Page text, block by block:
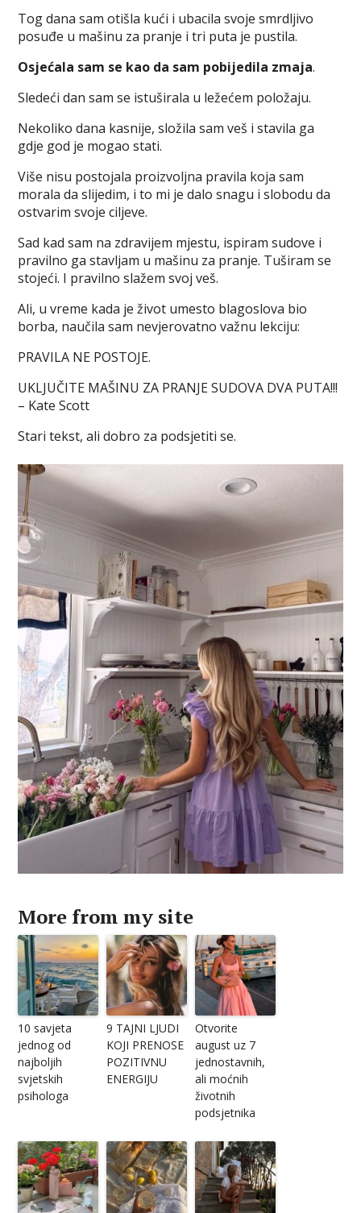
Tog dana sam otišla kući i ubacila svoje smrdljivo
posuđe u mašinu za pranje i tri puta je pustila.
Osjećala sam se kao da sam pobijedila zmaja.
Sledeći dan sam se istuširala u ležećem položaju.
Nekoliko dana kasnije, složila sam veš i stavila ga
gdje god je mogao stati.
Više nisu postojala proizvoljna pravila koja sam
morala da slijedim, i to mi je dalo snagu i slobodu da
ostvarim svoje ciljeve.
Sad kad sam na zdravijem mjestu, ispiram sudove i
pravilno ga stavljam u mašinu za pranje. Tuširam se
stojeći. I pravilno slažem svoj veš.
Ali, u vreme kada je život umesto blagoslova bio
borba, naučila sam nevjerovatno važnu lekciju:
PRAVILA NE POSTOJE.
UKLJUČITE MAŠINU ZA PRANJE SUDOVA DVA PUTA!!!
– Kate Scott
Stari tekst, ali dobro za podsjetiti se.
More from my site
10 savjeta
jednog od
najboljih
svjetskih
psihologa
9 TAJNI LJUDI
KOJI PRENOSE
POZITIVNU
ENERGIJU
Otvorite
august uz 7
jednostavnih,
ali moćnih
životnih
podsjetnika